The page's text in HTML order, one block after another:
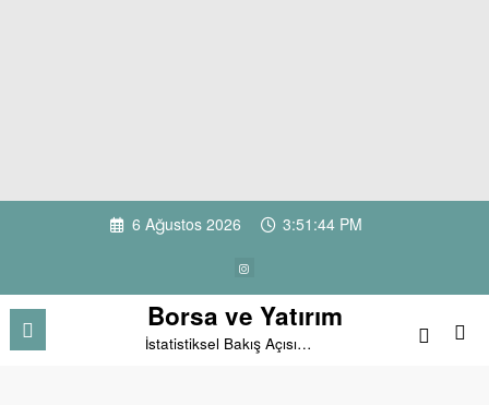
6 Ağustos 2026 3:51:44 PM
Borsa ve Yatırım
İstatistiksel Bakış Açısı…